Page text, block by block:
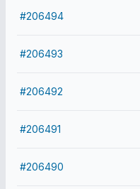
#206494
#206493
#206492
#206491
#206490